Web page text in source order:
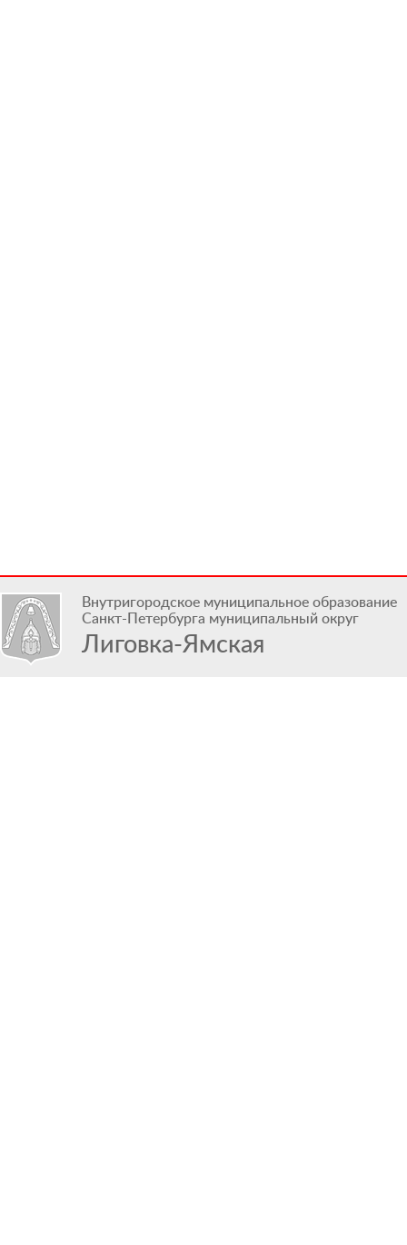
Внутригородское муниципальное образование
Санкт-Петербурга муниципальный округ
Лиговка-Ямская